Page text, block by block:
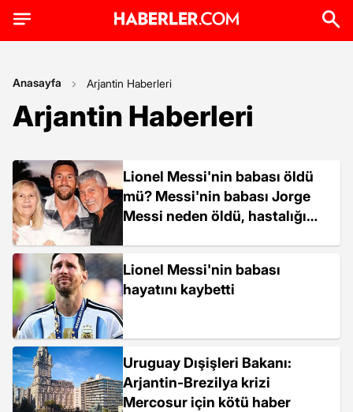
Anasayfa Arjantin Haberleri
Arjantin Haberleri
Lionel Messi'nin babası öldü
mü? Messi'nin babası Jorge
Messi neden öldü, hastalığı
Lionel Messi'nin babası
hayatını kaybetti
Uruguay Dışişleri Bakanı:
Arjantin-Brezilya krizi
Mercosur için kötü haber